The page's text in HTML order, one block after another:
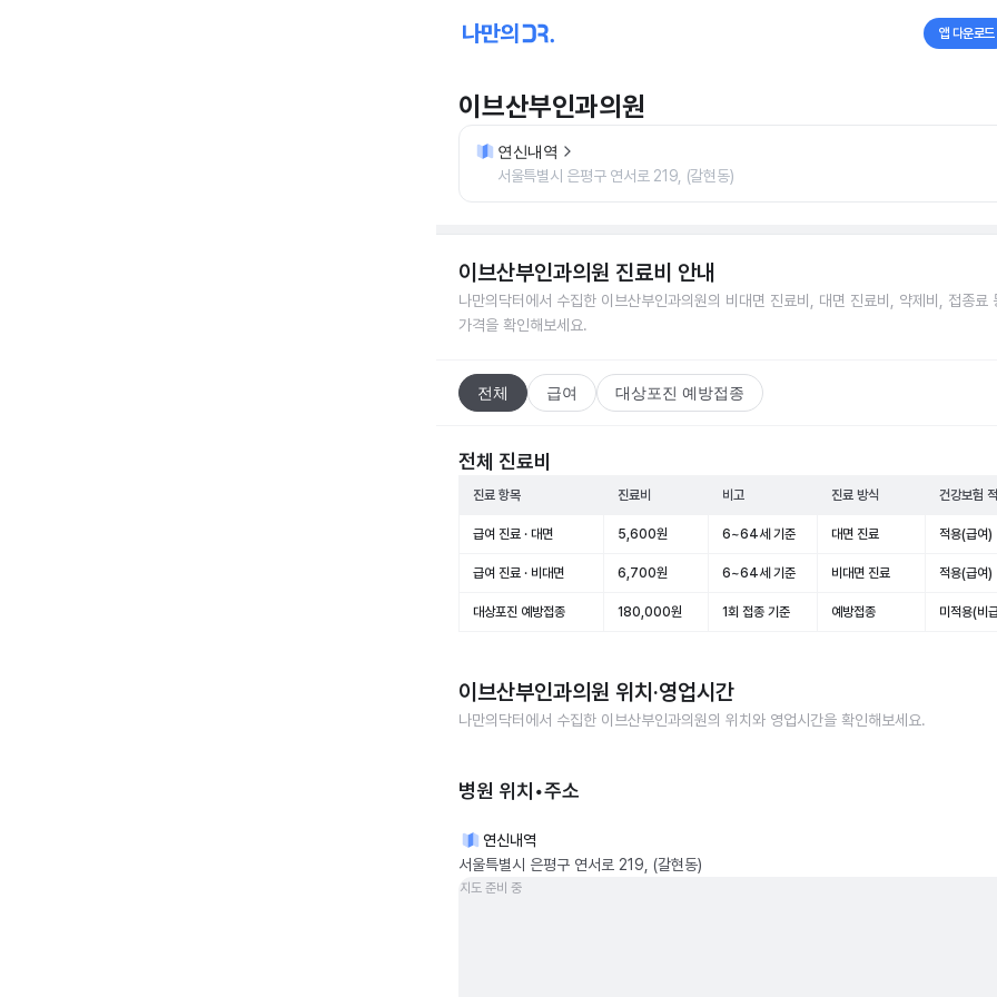
앱 다운로드
이브산부인과의원
연신내역
서울특별시 은평구 연서로 219, (갈현동)
이브산부인과의원 진료비 안내
나만의닥터에서 수집한 이브산부인과의원의 비대면 진료비, 대면 진료비, 약제비, 접종료
가격을 확인해보세요.
전체 급여 대상포진 예방접종
전체 진료비
진료 항목 진료비 비고 진료 방식 건강보험
급여 진료 · 대면 5,600원 6~64세 기준 대면 진료 적용(급여)
급여 진료 · 비대면 6,700원 6~64세 기준 비대면 진료 적용(급여)
대상포진 예방접종 180,000원 1회 접종 기준 예방접종 미적용(비
이브산부인과의원 위치·영업시간
나만의닥터에서 수집한 이브산부인과의원의 위치와 영업시간을 확인해보세요.
병원 위치•주소
연신내역
서울특별시 은평구 연서로 219, (갈현동)
지도 준비 중